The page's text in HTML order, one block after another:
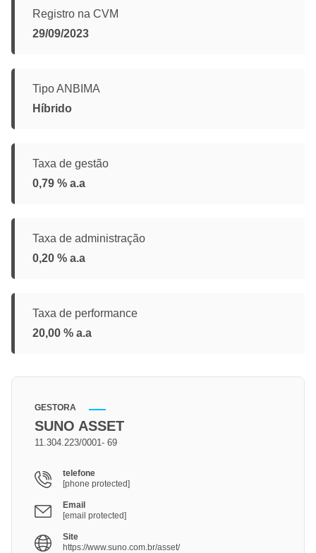
Registro na CVM
29/09/2023
Tipo ANBIMA
Híbrido
Taxa de gestão
0,79 % a.a
Taxa de administração
0,20 % a.a
Taxa de performance
20,00 % a.a
GESTORA
SUNO ASSET
11.304.223/0001- 69
telefone
[phone protected]
Email
[email protected]
Site
https://www.suno.com.br/asset/